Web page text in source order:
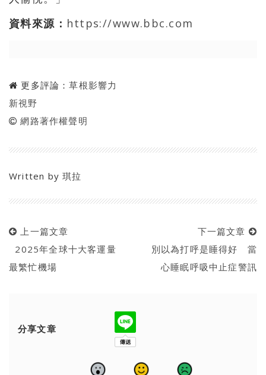
資料來源： https://www.bbc.com
更多評論：草根影響力
新視野
網路著作權聲明
Written by琪拉
上一篇文章
2025年全球十大客運量
最繁忙機場
下一篇文章
別以為打呼是睡得好 當
心睡眠呼吸中止症警訊
分享文章